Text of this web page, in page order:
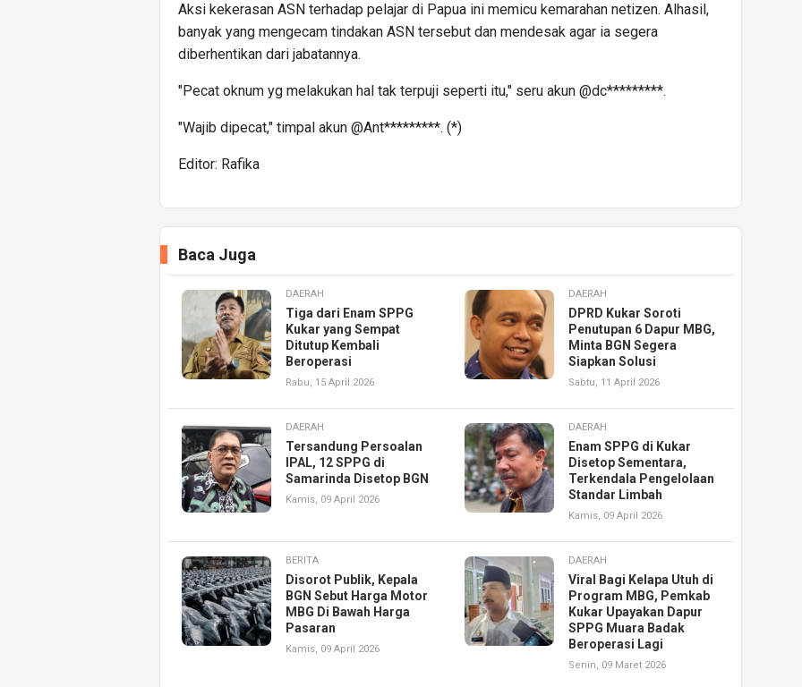
Aksi kekerasan ASN terhadap pelajar di Papua ini memicu kemarahan netizen. Alhasil,
banyak yang mengecam tindakan ASN tersebut dan mendesak agar ia segera
diberhentikan dari jabatannya.
"Pecat oknum yg melakukan hal tak terpuji seperti itu," seru akun @dc*********.
"Wajib dipecat," timpal akun @Ant*********. (*)
Editor: Rafika
Baca Juga
DAERAH
Tiga dari Enam SPPG
Kukar yang Sempat
Ditutup Kembali
Beroperasi
Rabu, 15 April 2026
DAERAH
DPRD Kukar Soroti
Penutupan 6 Dapur MBG,
Minta BGN Segera
Siapkan Solusi
Sabtu, 11 April 2026
DAERAH
Tersandung Persoalan
IPAL, 12 SPPG di
Samarinda Disetop BGN
Kamis, 09 April 2026
DAERAH
Enam SPPG di Kukar
Disetop Sementara,
Terkendala Pengelolaan
Standar Limbah
Kamis, 09 April 2026
BERITA
Disorot Publik, Kepala
BGN Sebut Harga Motor
MBG Di Bawah Harga
Pasaran
Kamis, 09 April 2026
DAERAH
Viral Bagi Kelapa Utuh di
Program MBG, Pemkab
Kukar Upayakan Dapur
SPPG Muara Badak
Beroperasi Lagi
Senin, 09 Maret 2026